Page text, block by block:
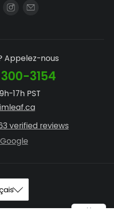
Appelez-nous
3154
17h PST
verified reviews